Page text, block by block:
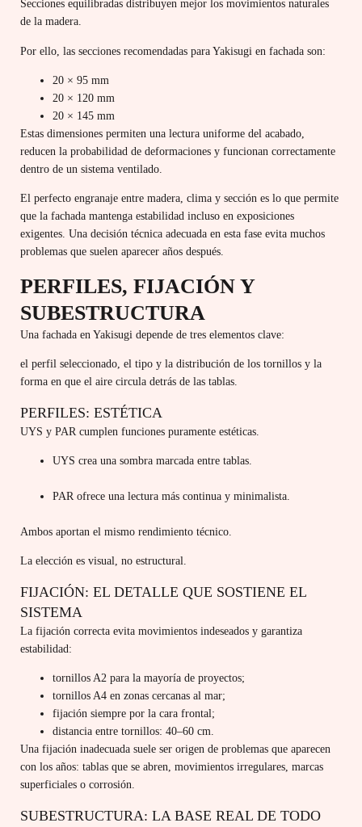
Secciones equilibradas distribuyen mejor los movimientos naturales
de la madera.
Por ello, las secciones recomendadas para Yakisugi en fachada son:
20 × 95 mm
20 × 120 mm
20 × 145 mm
Estas dimensiones permiten una lectura uniforme del acabado,
reducen la probabilidad de deformaciones y funcionan correctamente
dentro de un sistema ventilado.
El perfecto engranaje entre madera, clima y sección es lo que permite
que la fachada mantenga estabilidad incluso en exposiciones
exigentes. Una decisión técnica adecuada en esta fase evita muchos
problemas que suelen aparecer años después.
PERFILES, FIJACIÓN Y
SUBESTRUCTURA
Una fachada en Yakisugi depende de tres elementos clave:
el perfil seleccionado, el tipo y la distribución de los tornillos y la
forma en que el aire circula detrás de las tablas.
PERFILES: ESTÉTICA
UYS y PAR cumplen funciones puramente estéticas.
UYS crea una sombra marcada entre tablas.
PAR ofrece una lectura más continua y minimalista.
Ambos aportan el mismo rendimiento técnico.
La elección es visual, no estructural.
FIJACIÓN: EL DETALLE QUE SOSTIENE EL
SISTEMA
La fijación correcta evita movimientos indeseados y garantiza
estabilidad:
tornillos A2 para la mayoría de proyectos;
tornillos A4 en zonas cercanas al mar;
fijación siempre por la cara frontal;
distancia entre tornillos: 40–60 cm.
Una fijación inadecuada suele ser origen de problemas que aparecen
con los años: tablas que se abren, movimientos irregulares, marcas
superficiales o corrosión.
SUBESTRUCTURA: LA BASE REAL DE TODO